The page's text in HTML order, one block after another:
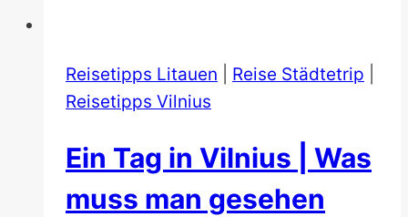
Reisetipps Litauen Reise Städtetrip
Reisetipps Vilnius
Ein Tag in Vilnius | Was
muss man gesehen